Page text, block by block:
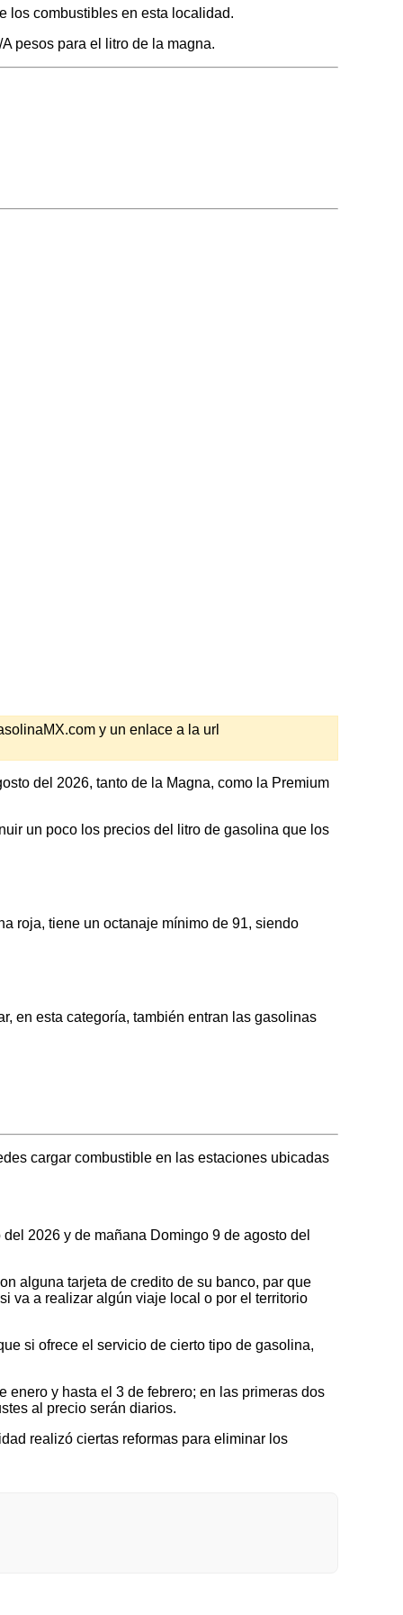
los combustibles en esta localidad.
pesos para el litro de la magna.
y un enlace a la url
del 2026, tanto de la Magna, como la Premium
un poco los precios del litro de gasolina que los
roja, tiene un octanaje mínimo de 91, siendo
en esta categoría, también entran las gasolinas
cargar combustible en las estaciones ubicadas
2026 y de mañana Domingo 9 de agosto del
alguna tarjeta de credito de su banco, par que
va a realizar algún viaje local o por el territorio
si ofrece el servicio de cierto tipo de gasolina,
y hasta el 3 de febrero; en las primeras dos
al precio serán diarios.
realizó ciertas reformas para eliminar los